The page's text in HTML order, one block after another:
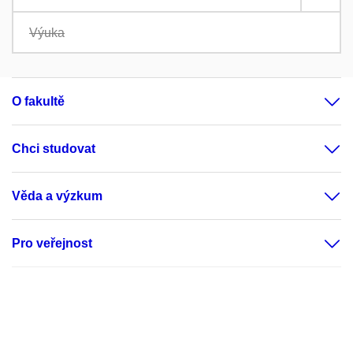
Výuka
O fakultě
Chci studovat
Věda a výzkum
Pro veřejnost